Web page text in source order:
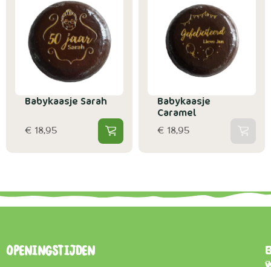
Babykaasje Sarah
€ 18,95
Babykaasje
Caramel
€ 18,95
Openingstijden
7